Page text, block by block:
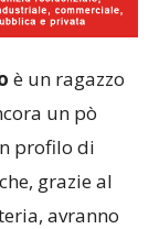
è un ragazzo
un pò
profilo di
grazie al
avranno